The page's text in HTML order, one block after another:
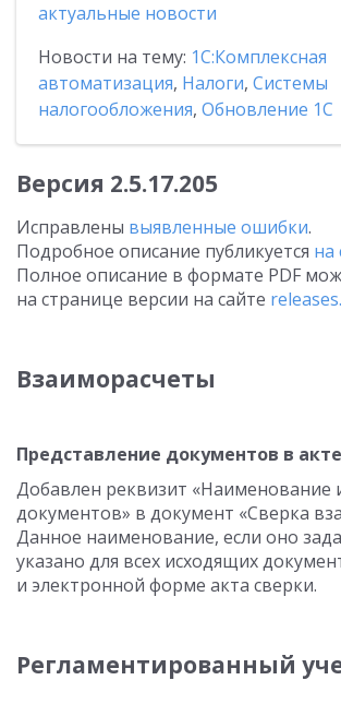
актуальные новости
Новости на тему: 1С:Комплексная
автоматизация, Налоги, Системы
налогообложения, Обновление 1С
Версия 2.5.17.205
Исправлены выявленные ошибки.
Подробное описание публикуется на
Полное описание в формате PDF
на странице версии на сайте
Взаиморасчеты
Представление документов в
Добавлен реквизит «Наименование
документов» в документ «Сверка
Данное наименование, если оно
указано для всех исходящих
и электронной форме акта сверки.
Регламентированный